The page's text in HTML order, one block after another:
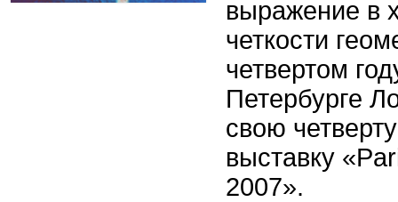
выражение в
четкости
четвертом
Петербурге
свою
выставку
2007».